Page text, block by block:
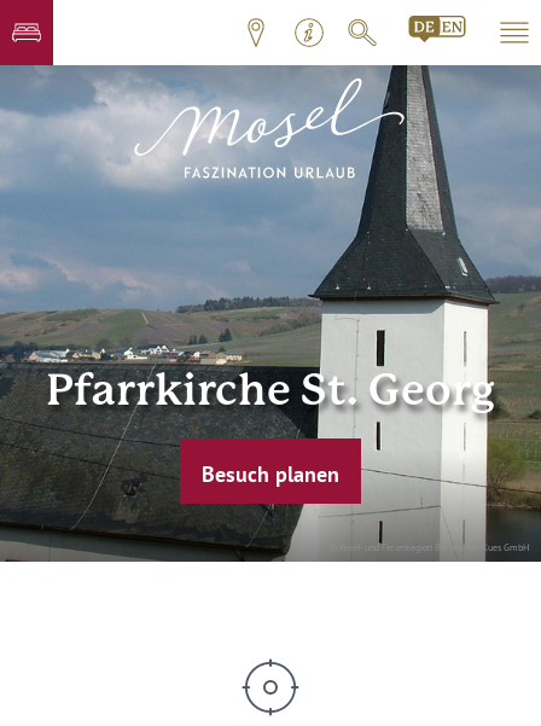
© Wein- und Ferienregion Bernkastel-Kues GmbH
Pfarrkirche St. Georg
Besuch planen